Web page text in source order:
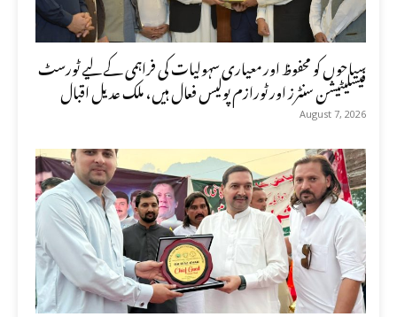
سیاحوں کو محفوظ اور معیاری سہولیات کی فراہمی کے لیے ٹورسٹ
فیسلیٹیشن سنٹرز اور ٹورازم پولیس فعال ہیں، ملک عدیل اقبال
August 7, 2026